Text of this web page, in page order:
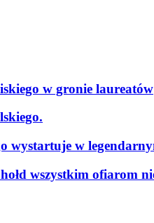
w gronie laureatów
wystartuje w
wszystkim ofiarom